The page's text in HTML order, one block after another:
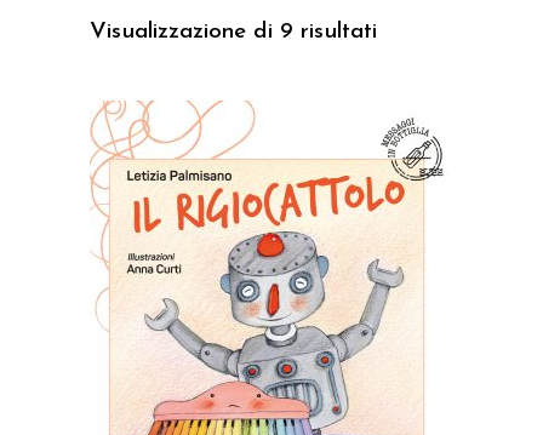
Visualizzazione di 9 risultati
AGGIUNGI AL CARRELLO